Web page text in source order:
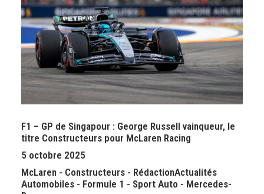
F1 – GP de Singapour : George Russell vainqueur, le
titre Constructeurs pour McLaren Racing
5 octobre 2025
McLaren - Constructeurs - RédactionActualités
Automobiles - Formule 1 - Sport Auto - Mercedes-